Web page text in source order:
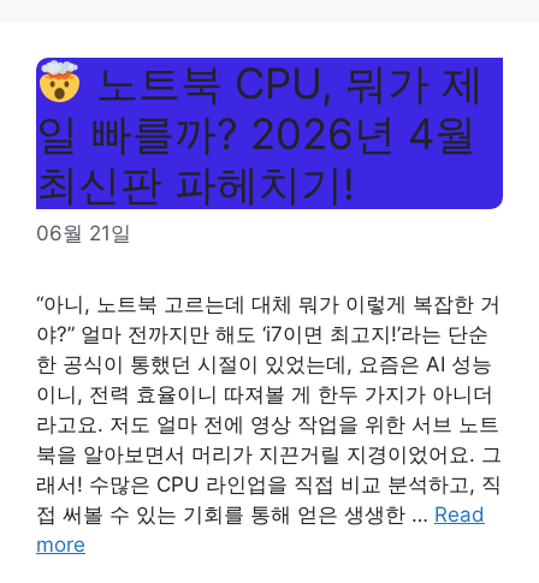
노트북 CPU, 뭐가 제
일 빠를까? 2026년 4월
최신판 파헤치기!
06월 21일
“아니, 노트북 고르는데 대체 뭐가 이렇게 복잡한 거
야?” 얼마 전까지만 해도 ‘i7이면 최고지!’라는 단순
한 공식이 통했던 시절이 있었는데, 요즘은 AI 성능
이니, 전력 효율이니 따져볼 게 한두 가지가 아니더
라고요. 저도 얼마 전에 영상 작업을 위한 서브 노트
북을 알아보면서 머리가 지끈거릴 지경이었어요. 그
래서! 수많은 CPU 라인업을 직접 비교 분석하고, 직
접 써볼 수 있는 기회를 통해 얻은 생생한 … Read
more